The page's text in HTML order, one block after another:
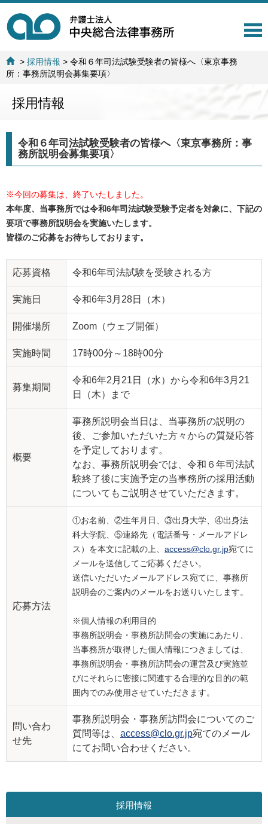
T
n
>採用情報 >令和６年司法試験受験者の皆様へ〈東京事務
所：事務所説明会募集要項〉
採用情報
令和６年司法試験受験者の皆様へ〈東京事務所：事
務所説明会募集要項〉
※今回の募集は、終了いたしました。
本年度、当事務所では令和6年司法試験受験予定者を対象に、下記の
要項で事務所説明会を実施いたします。
皆様のご応募をお待ちしております。
応募資格 令和6年司法試験を受験される方
実施日 令和6年3月28日（木）
開催場所 Zoom（ウェブ開催）
実施時間 17時00分～18時00分
募集期間
令和6年2月21日（水）から令和6年3月21
日（木）まで
概要
事務所説明会当日は、当事務所の説明の
後、ご参加いただいた方々からの質疑応答
を予定しております。
なお、事務所説明会では、令和６年司法試
験終了後に実施予定の当事務所の採用活動
についてもご説明させていただきます。
応募方法
①お名前、②生年月日、③出身大学、④出身法
科大学院、⑤連絡先（電話番号・メールアドレ
ス）を本文に記載の上、 access@clo.gr.jp宛てに
メールを送信してご応募ください。
送信いただいたメールアドレス宛てに、事務所
説明会のご案内のメールをお送りいたします。
※個人情報の利用目的
事務所説明会・事務所訪問会の実施にあたり、
当事務所が取得した個人情報につきましては、
事務所説明会・事務所訪問会の運営及び実施並
びにそれらに密接に関連する合理的な目的の範
囲内でのみ使用させていただきます。
問い合わ
せ先
事務所説明会・事務所訪問会についてのご
質問等は、 access@clo.gr.jp宛てのメール
にてお問い合わせください。
採用情報